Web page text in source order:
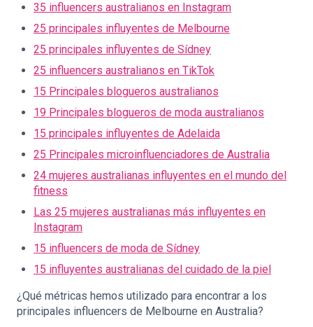
35 influencers australianos en Instagram
25 principales influyentes de Melbourne
25 principales influyentes de Sídney
25 influencers australianos en TikTok
15 Principales blogueros australianos
19 Principales blogueros de moda australianos
15 principales influyentes de Adelaida
25 Principales microinfluenciadores de Australia
24 mujeres australianas influyentes en el mundo del
fitness
Las 25 mujeres australianas más influyentes en
Instagram
15 influencers de moda de Sídney
15 influyentes australianas del cuidado de la piel
¿Qué métricas hemos utilizado para encontrar a los
principales influencers de Melbourne en Australia?